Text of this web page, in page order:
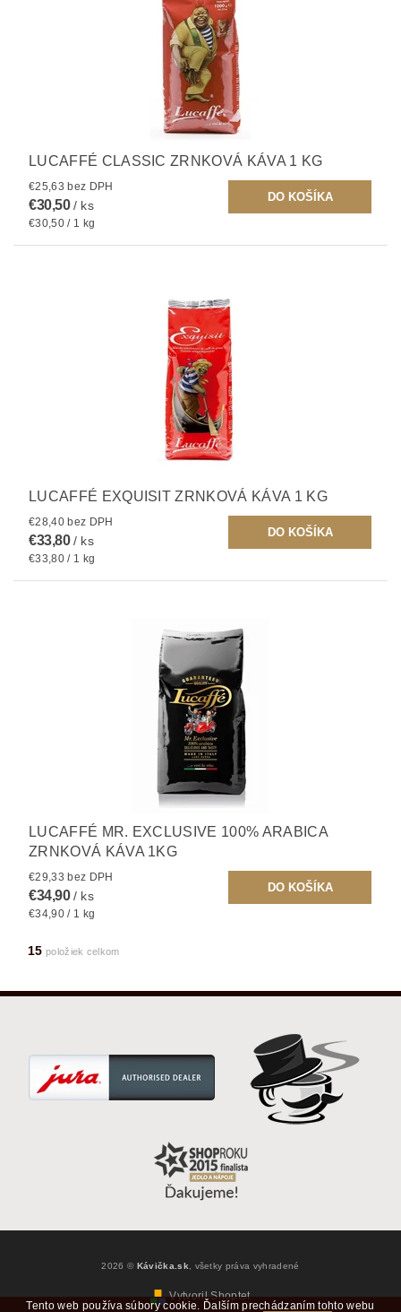
LUCAFFÉ CLASSIC ZRNKOVÁ KÁVA 1 KG
€25,63 bez DPH
€30,50/ ks
€30,50 / 1 kg
LUCAFFÉ EXQUISIT ZRNKOVÁ KÁVA 1 KG
€28,40 bez DPH
€33,80/ ks
€33,80 / 1 kg
LUCAFFÉ MR. EXCLUSIVE 100% ARABICA
ZRNKOVÁ KÁVA 1KG
€29,33 bez DPH
€34,90/ ks
€34,90 / 1 kg
15 položiek celkom
2026 © Kávička.sk , všetky práva vyhradené
Vytvoril Shoptet
Tento web používa súbory cookie. Ďalším prechádzaním tohto webu